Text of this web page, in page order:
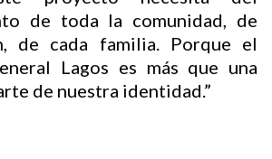
de toda la comunidad, de
de cada familia. Porque el
Lagos es más que una
de nuestra identidad.”